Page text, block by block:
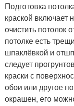
Подготовка
краской включает
очистить потолок
потолке есть
шпаклёвкой и
следует
краски с
обои или другое
окрашен, его